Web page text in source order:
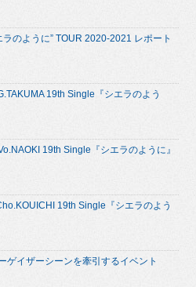
ラのように” TOUR 2020-2021 レポート
19th Single『シエラのよう
19th Single『シエラのように』
19th Single『シエラのよう
ゲイザーシーンを牽引するイベント